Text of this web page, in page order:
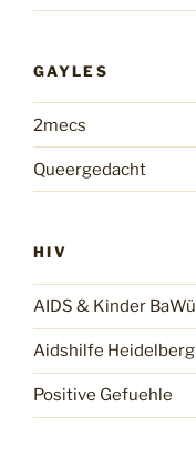
GAYLES
2mecs
Queergedacht
HIV
AIDS & Kinder BaWü
Aidshilfe Heidelberg
Positive Gefuehle